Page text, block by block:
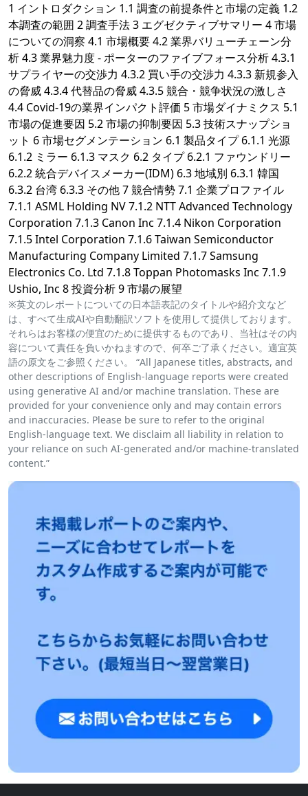
1 イントロダクション 1.1 調査の前提条件と市場の定義 1.2
本調査の範囲 2 調査手法 3 エグゼクティブサマリー 4 市場
についての洞察 4.1 市場概要 4.2 業界バリューチェーン分
析 4.3 業界魅力度 - ポーターのファイブフォース分析 4.3.1
サプライヤーの交渉力 4.3.2 買い手の交渉力 4.3.3 新規参入
の脅威 4.3.4 代替品の脅威 4.3.5 競合・競争状況の激しさ
4.4 Covid-19の業界インパクト評価 5 市場ダイナミクス 5.1
市場の促進要因 5.2 市場の抑制要因 5.3 技術スナップショ
ット 6 市場セグメンテーション 6.1 製品タイプ 6.1.1 光源
6.1.2 ミラー 6.1.3 マスク 6.2 タイプ 6.2.1 ファウンドリー
6.2.2 統合デバイスメーカー(IDM) 6.3 地域別 6.3.1 韓国
6.3.2 台湾 6.3.3 その他 7 競合情勢 7.1 企業プロファイル
7.1.1 ASML Holding NV 7.1.2 NTT Advanced Technology
Corporation 7.1.3 Canon Inc 7.1.4 Nikon Corporation
7.1.5 Intel Corporation 7.1.6 Taiwan Semiconductor
Manufacturing Company Limited 7.1.7 Samsung
Electronics Co. Ltd 7.1.8 Toppan Photomasks Inc 7.1.9
Ushio, Inc 8 投資分析 9 市場の展望
※英文のレポートについての日本語表記のタイトルや紹介文など
は、すべて生成AIや自動翻訳ソフトを使用して提供しております。
それらはお客様の便宜のために提供するものであり、当社はその内
容について責任を負いかねますので、何卒ご了承ください。適宜英
語の原文をご参照ください。 “All Japanese titles, abstracts, and
other descriptions of English-language reports were created
using generative AI and/or machine translation. These are
provided for your convenience only and may contain errors
and inaccuracies. Please be sure to refer to the original
English-language text. We disclaim all liability in relation to
your reliance on such AI-generated and/or machine-translated
content.”